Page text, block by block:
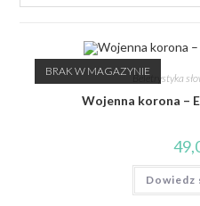
BRAK W MAGAZYNIE
Beletrystyka
Wojenna korona –
Dowiedz